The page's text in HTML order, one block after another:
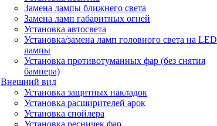
Замена лампы ближнего света
Замена ламп габаритных огней
Установка автосвета
Установка/замена ламп головного света на LED
лампы
Установка противотуманных фар (без снятия
бампера)
Внешний вид
Установка защитных накладок
Установка расширителей арок
Установка спойлера
Установка ресничек фар